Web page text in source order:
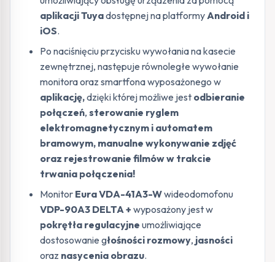
aplikacji Tuyadostępnej na platformyAndroid i
iOS.
Po naciśnięciu przycisku wywołania na kasecie
zewnętrznej, następuje równoległe wywołanie
monitora oraz smartfona wyposażonego w
aplikację,dzięki której możliwe jest odbieranie
połączeń, sterowanie ryglem
elektromagnetycznym i automatem
bramowym, manualne wykonywanie zdjęć
oraz rejestrowanie filmów w trakcie
trwania połączenia!
Monitor Eura VDA-41A3-Wwideodomofonu
VDP-90A3 DELTA + wyposażony jest w
pokrętła regulacyjne umożliwiające
dostosowanie głośności rozmowy, jasności
oraz nasycenia obrazu.